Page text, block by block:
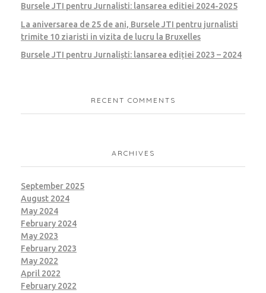
Bursele JTI pentru Jurnalisti: lansarea editiei 2024-2025
La aniversarea de 25 de ani, Bursele JTI pentru jurnalisti
trimite 10 ziaristi in vizita de lucru la Bruxelles
Bursele JTI pentru Jurnaliști: lansarea ediției 2023 – 2024
RECENT COMMENTS
ARCHIVES
September 2025
August 2024
May 2024
February 2024
May 2023
February 2023
May 2022
April 2022
February 2022